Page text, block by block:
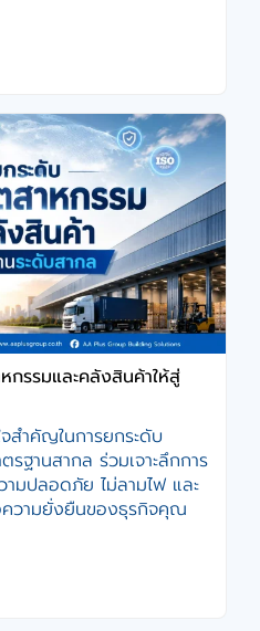
กรรมและคลังสินค้าให้สู่
สำคัญในการยกระดับ
รฐานสากล ร่วมเจาะลึกการ
มปลอดภัย ไม่ลามไฟ และ
วามยั่งยืนของธุรกิจคุณ